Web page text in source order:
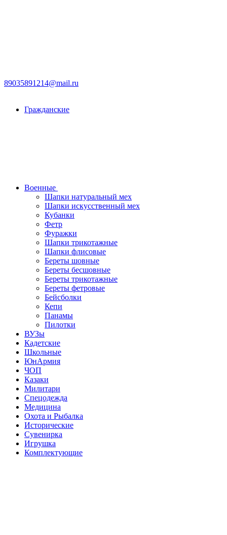
89035891214@mail.ru
Гражданские
Военные
Шапки натуральный мех
Шапки искусственный мех
Кубанки
Фетр
Фуражки
Шапки трикотажные
Шапки флисовые
Береты шовные
Береты бесшовные
Береты трикотажные
Береты фетровые
Бейсболки
Кепи
Панамы
Пилотки
ВУЗы
Кадетские
Школьные
ЮнАрмия
ЧОП
Казаки
Милитари
Спецодежда
Медицина
Охота и Рыбалка
Исторические
Сувенирка
Игрушка
Комплектующие